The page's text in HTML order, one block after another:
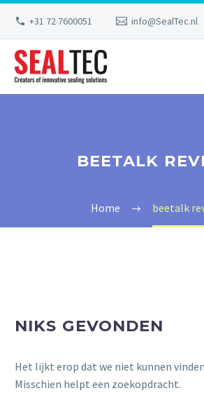
+31 72 7600051 info@SealTec.nl
BEETALK
Home beetalk
NIKS GEVONDEN
Het lijkt erop dat we niet kunnen
Misschien helpt een zoekopdracht.